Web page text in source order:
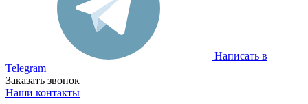
Написать в
Telegram
Заказать звонок
Наши контакты